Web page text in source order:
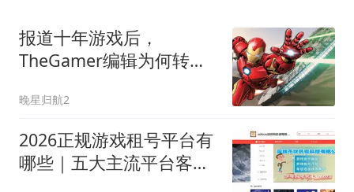
报道十年游戏后，
TheGamer编辑为何转型
晚星归航2
2026正规游戏租号平台有
哪些｜五大主流平台客观